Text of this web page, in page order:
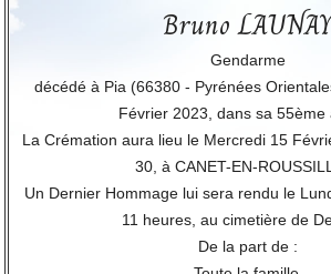
Bruno
Gendarme
décédé à Pia (66380 - Pyrénées
Février 2023, dans sa 55ème
La Crémation aura lieu le Mercredi 15
30, à CANET-EN-
Un Dernier Hommage lui sera rendu le
11 heures, au cimetière de
De la part de :